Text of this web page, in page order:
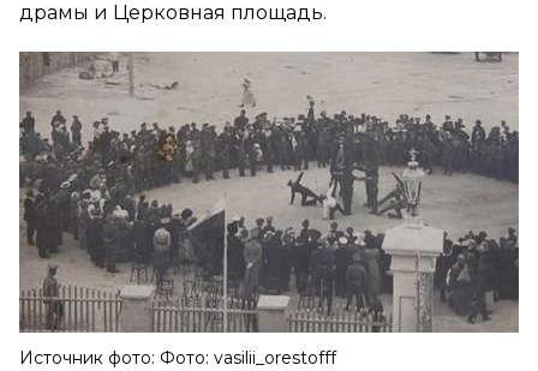
драмы и Церковная площадь.
Источник фото: Фото: vasilii_orestofff